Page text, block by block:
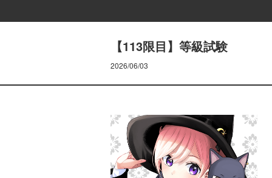
【113限目】等級試験
2026/06/03